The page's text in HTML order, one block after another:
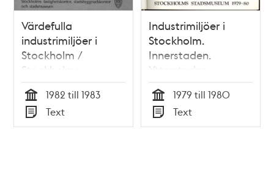
Värdefulla
industrimiljöer i
Stockholm /
Stockholms
stadsmuseum
Tid
1982 till 1983
Typ
Text
Industrimiljöer i
Stockholm.
Innerstaden.
Ytterstaden.
Flygfotografering
Tid
1979 till 1980
Typ
Text